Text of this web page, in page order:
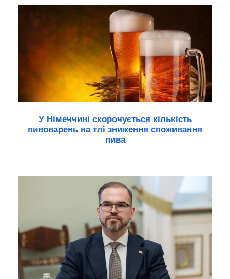
У Німеччині скорочується кількість
пивоварень на тлі зниження споживання
пива